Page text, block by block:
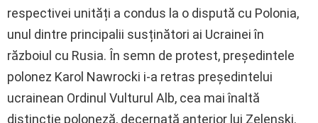
respectivei unități a condus la o dispută cu Polonia,
unul dintre principalii susținători ai Ucrainei în
războiul cu Rusia. În semn de protest, președintele
polonez Karol Nawrocki i-a retras președintelui
ucrainean Ordinul Vulturul Alb, cea mai înaltă
distincție poloneză, decernată anterior lui Zelenski.